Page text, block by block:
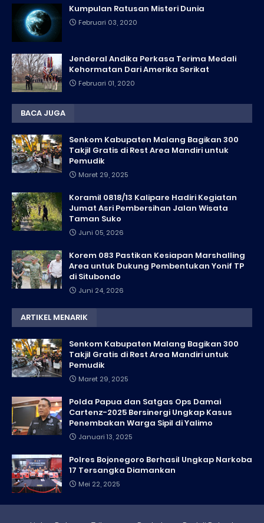
Kumpulan Ratusan Misteri Dunia
Februari 03, 2020
Jenderal Andika Perkasa Terima Medali
Kehormatan Dari Amerika Serikat
Februari 01, 2020
BACA JUGA
Senkom Kabupaten Malang Bagikan 300
Takjil Gratis di Rest Area Mandiri untuk
Pemudik
Maret 29, 2025
Koramil 0818/13 Kalipare Hadiri Kegiatan
Jumat Asri Pembersihan Jalan Wisata
Taman Suko
Juni 05, 2026
Korem 083 Pastikan Kesiapan Marshalling
Area untuk Dukung Pembentukan Yonif TP
di Situbondo
Juni 24, 2026
ARTIKEL MENARIK
Senkom Kabupaten Malang Bagikan 300
Takjil Gratis di Rest Area Mandiri untuk
Pemudik
Maret 29, 2025
Polda Papua dan Satgas Ops Damai
Cartenz-2025 Bersinergi Ungkap Kasus
Penembakan Warga Sipil di Yalimo
Januari 13, 2025
Polres Bojonegoro Berhasil Ungkap Narkoba
17 Tersangka Diamankan
Mei 22, 2025